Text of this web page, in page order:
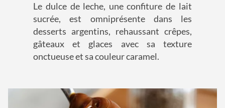
Le dulce de leche, une confiture de lait
sucrée, est omniprésente dans les
desserts argentins, rehaussant crêpes,
gâteaux et glaces avec sa texture
onctueuse et sa couleur caramel.